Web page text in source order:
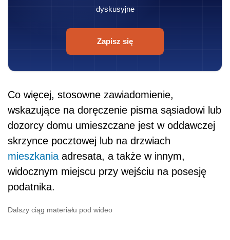
dyskusyjne
Zapisz się
Co więcej, stosowne zawiadomienie,
wskazujące na doręczenie pisma sąsiadowi lub
dozorcy domu umieszczane jest w oddawczej
skrzynce pocztowej lub na drzwiach
mieszkania adresata, a także w innym,
widocznym miejscu przy wejściu na posesję
podatnika.
Dalszy ciąg materiału pod wideo